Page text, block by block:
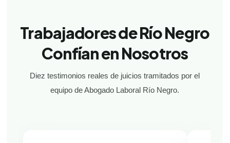
Trabajadores de Río Negro
Confían en Nosotros
Diez testimonios reales de juicios tramitados por el
equipo de Abogado Laboral Río Negro.